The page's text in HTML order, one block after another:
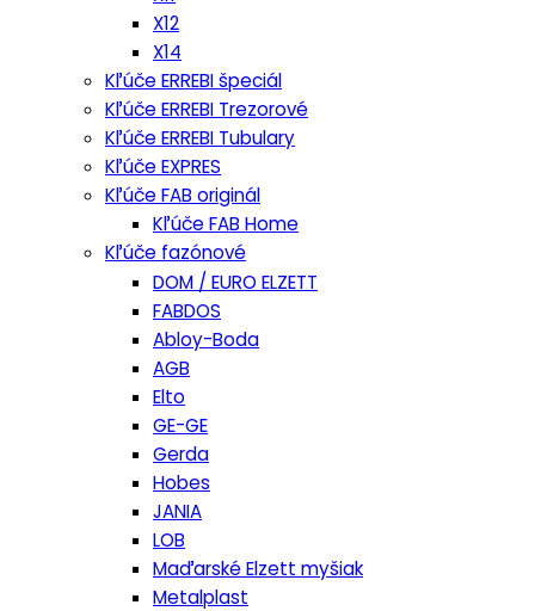
X12
X14
Kľúče ERREBI špeciál
Kľúče ERREBI Trezorové
Kľúče ERREBI Tubulary
Kľúče EXPRES
Kľúče FAB originál
Kľúče FAB Home
Kľúče fazónové
DOM / EURO ELZETT
FABDOS
Abloy-Boda
AGB
Elto
GE-GE
Gerda
Hobes
JANIA
LOB
Maďarské Elzett myšiak
Metalplast